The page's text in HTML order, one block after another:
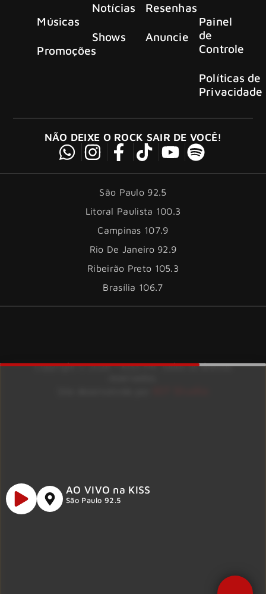
Músicas
Promoções
Notícias
Shows
Resenhas
Anuncie
Painel
de
Controle
Políticas de
Privacidade
NÃO DEIXE O ROCK SAIR DE VOCÊ!
São Paulo 92.5
Litoral Paulista 100.3
Campinas 107.9
Rio De Janeiro 92.9
Ribeirão Preto 105.3
Brasília 106.7
Copyright © 2026 – KISS FM. Todos os direitos
AO VIVO na KISS
São Paulo 92.5